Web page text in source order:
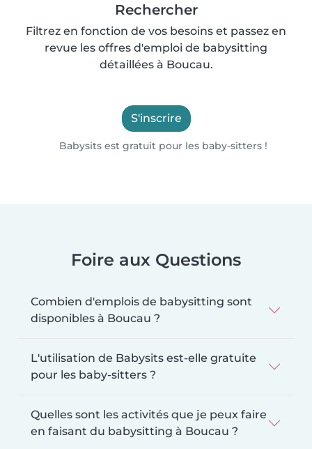
Rechercher
Filtrez en fonction de vos besoins et passez en
revue les offres d'emploi de babysitting
détaillées à Boucau.
S'inscrire
Babysits est gratuit pour les baby-sitters !
Foire aux Questions
Combien d'emplois de babysitting sont
disponibles à Boucau ?
L'utilisation de Babysits est-elle gratuite
pour les baby-sitters ?
Quelles sont les activités que je peux faire
en faisant du babysitting à Boucau ?